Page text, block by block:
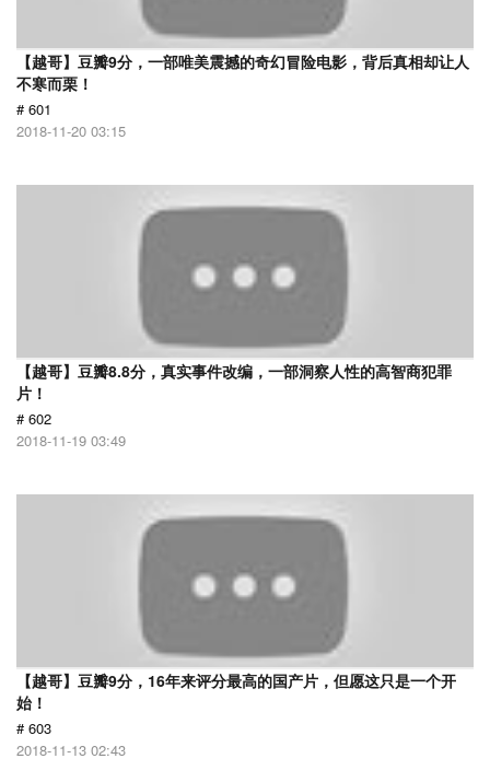
【越哥】豆瓣9分，一部唯美震撼的奇幻冒险电影，背后真相却让人
不寒而栗！
# 601
2018-11-20 03:15
【越哥】豆瓣8.8分，真实事件改编，一部洞察人性的高智商犯罪
片！
# 602
2018-11-19 03:49
【越哥】豆瓣9分，16年来评分最高的国产片，但愿这只是一个开
始！
# 603
2018-11-13 02:43